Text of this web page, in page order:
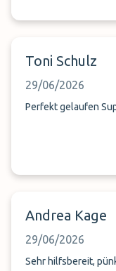
Toni Schulz
29/06/2026
Perfekt gelaufen
Andrea Kage
29/06/2026
Sehr hilfsbereit,